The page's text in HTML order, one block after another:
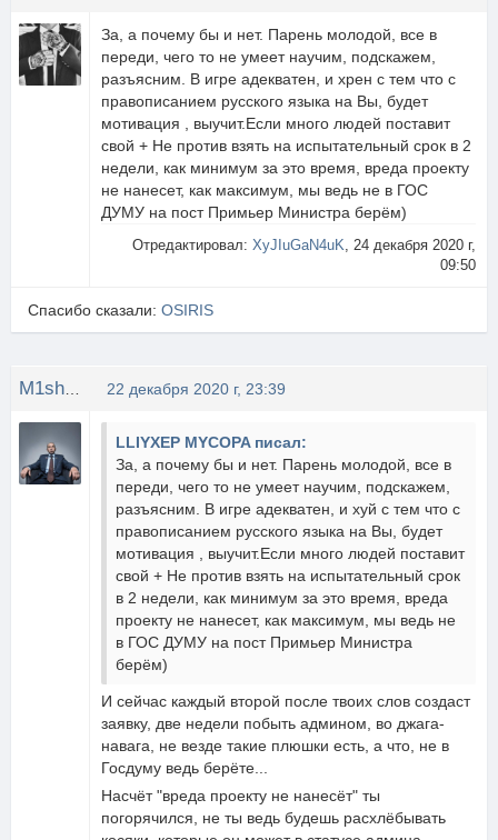
За, а почему бы и нет. Парень молодой, все в
переди, чего то не умеет научим, подскажем,
разъясним. В игре адекватен, и хрен с тем что с
правописанием русского языка на Вы, будет
мотивация , выучит.Если много людей поставит
свой + Не против взять на испытательный срок в 2
недели, как минимум за это время, вреда проекту
не нанесет, как максимум, мы ведь не в ГОС
ДУМУ на пост Примьер Министра берём)
Отредактировал: XyJIuGaN4uK, 24 декабря 2020 г,
09:50
Спасибо сказали: OSIRIS
22 декабря 2020 г, 23:39
LLIYXEP MYCOPA писал:
За, а почему бы и нет. Парень молодой, все в
переди, чего то не умеет научим, подскажем,
разъясним. В игре адекватен, и хуй с тем что с
правописанием русского языка на Вы, будет
мотивация , выучит.Если много людей поставит
свой + Не против взять на испытательный срок
в 2 недели, как минимум за это время, вреда
проекту не нанесет, как максимум, мы ведь не
в ГОС ДУМУ на пост Примьер Министра
берём)
И сейчас каждый второй после твоих слов создаст
заявку, две недели побыть админом, во джага-
навага, не везде такие плюшки есть, а что, не в
Госдуму ведь берёте...
Насчёт "вреда проекту не нанесёт" ты
погорячился, не ты ведь будешь расхлёбывать